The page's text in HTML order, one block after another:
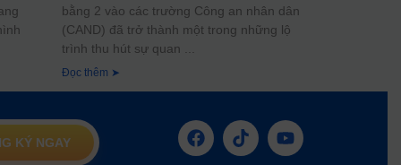
bằng 2 vào các trường Công an nhân dân
(CAND) đã trở thành một trong những lộ
trình thu hút sự quan
Đọc thêm ➤
KÝ NGAY